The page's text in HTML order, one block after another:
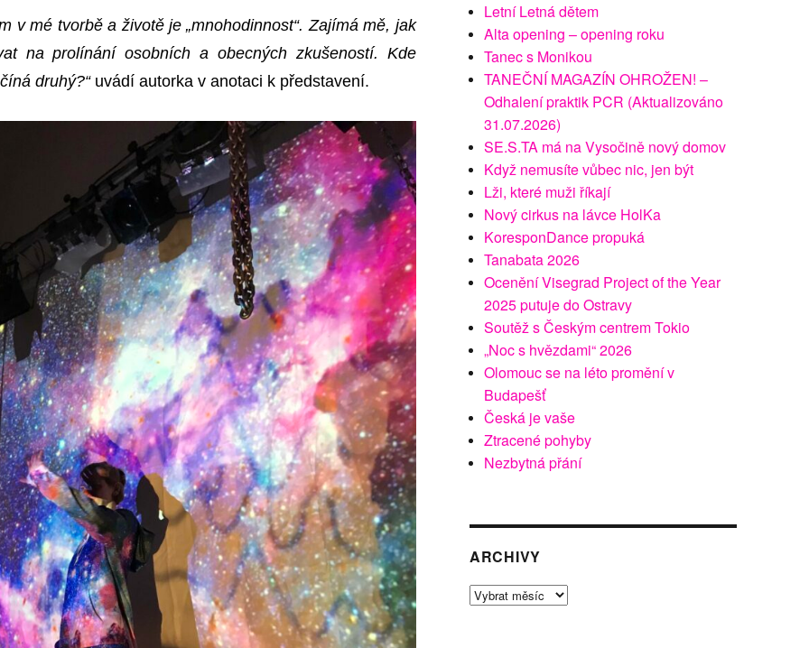
v mé tvorbě a životě je „mnohodinnost“. Zajímá mě, jak
na prolínání osobních a obecných zkušeností. Kde
druhý?“ uvádí autorka v anotaci k představení.
Letní Letná dětem
Alta opening – opening roku
Tanec s Monikou
TANEČNÍ MAGAZÍN OHROŽEN! –
Odhalení praktik PCR (Aktualizováno
31.07.2026)
SE.S.TA má na Vysočině nový domov
Když nemusíte vůbec nic, jen být
Lži, které muži říkají
Nový cirkus na lávce HolKa
KoresponDance propuká
Tanabata 2026
Ocenění Visegrad Project of the Year
2025 putuje do Ostravy
Soutěž s Českým centrem Tokio
„Noc s hvězdami“ 2026
Olomouc se na léto promění v
Budapešť
Česká je vaše
Ztracené pohyby
Nezbytná přání
ARCHIVY
Archivy